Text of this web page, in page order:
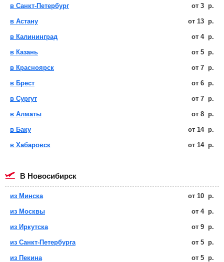
в Санкт-Петербург от 3 р.
в Астану от 13 р.
в Калининград от 4 р.
в Казань от 5 р.
в Красноярск от 7 р.
в Брест от 6 р.
в Сургут от 7 р.
в Алматы от 8 р.
в Баку от 14 р.
в Хабаровск от 14 р.
в Новосибирск
из Минска от 10 р.
из Москвы от 4 р.
из Иркутска от 9 р.
из Санкт-Петербурга от 5 р.
из Пекина от 5 р.